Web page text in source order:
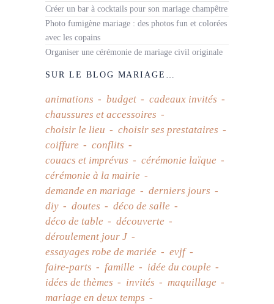
Créer un bar à cocktails pour son mariage champêtre
Photo fumigène mariage : des photos fun et colorées
avec les copains
Organiser une cérémonie de mariage civil originale
SUR LE BLOG MARIAGE…
animations budget
cadeaux invités
chaussures et accessoires
choisir le lieu
choisir ses prestataires
coiffure
conflits
couacs et imprévus
cérémonie laïque
cérémonie à la mairie
demande en mariage
derniers jours
diy
doutes
déco de salle
déco de table
découverte
déroulement jour J
essayages robe de mariée
evjf
faire-parts
famille
idée du couple
idées de thèmes
invités
maquillage
mariage en deux temps